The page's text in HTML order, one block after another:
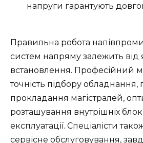
напруги гарантують
Правильна робота
систем напряму залежить від
встановлення. Професійний
точність підбору
прокладання магістралей,
розташування внутрішніх
експлуатації. Спеціалісти
сервісне обслуговування,